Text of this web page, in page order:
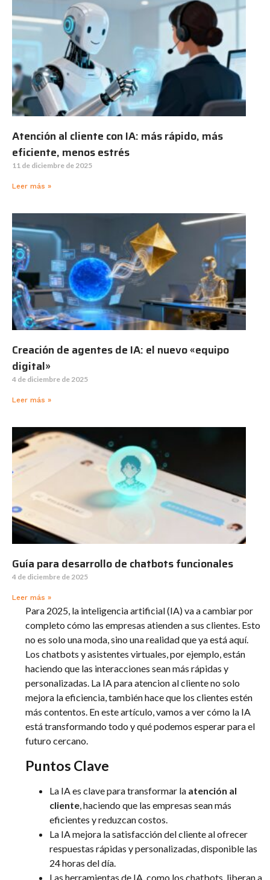
Atención al cliente con IA: más rápido, más
eficiente, menos estrés
11 de diciembre de 2025
Leer más »
Creación de agentes de IA: el nuevo «equipo
digital»
4 de diciembre de 2025
Leer más »
Guía para desarrollo de chatbots funcionales
4 de diciembre de 2025
Leer más »
Para 2025, la inteligencia artificial (IA) va a cambiar por
completo cómo las empresas atienden a sus clientes. Esto
no es solo una moda, sino una realidad que ya está aquí.
Los chatbots y asistentes virtuales, por ejemplo, están
haciendo que las interacciones sean más rápidas y
personalizadas. La IA para atencion al cliente no solo
mejora la eficiencia, también hace que los clientes estén
más contentos. En este artículo, vamos a ver cómo la IA
está transformando todo y qué podemos esperar para el
futuro cercano.
Puntos Clave
La IA es clave para transformar la atención al
cliente , haciendo que las empresas sean más
eficientes y reduzcan costos.
La IA mejora la satisfacción del cliente al ofrecer
respuestas rápidas y personalizadas, disponible las
24 horas del día.
Las herramientas de IA, como los chatbots, liberan a